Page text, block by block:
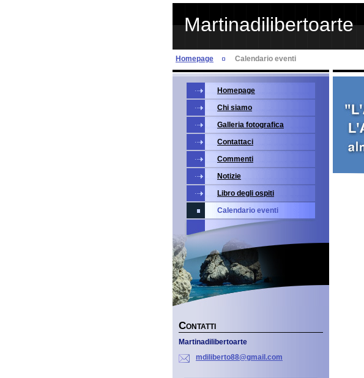
Martinadilibertoarte
Homepage Calendario eventi
Homepage
Chi siamo
Galleria fotografica
Contattaci
Commenti
Notizie
Libro degli ospiti
Calendario eventi
CONTATTI
Martinadilibertoarte
mdiliberto88@gmail.com